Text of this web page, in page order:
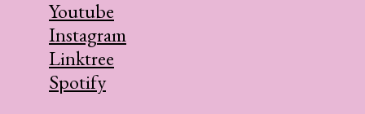
Youtube
Instagram
Linktree
Spotify